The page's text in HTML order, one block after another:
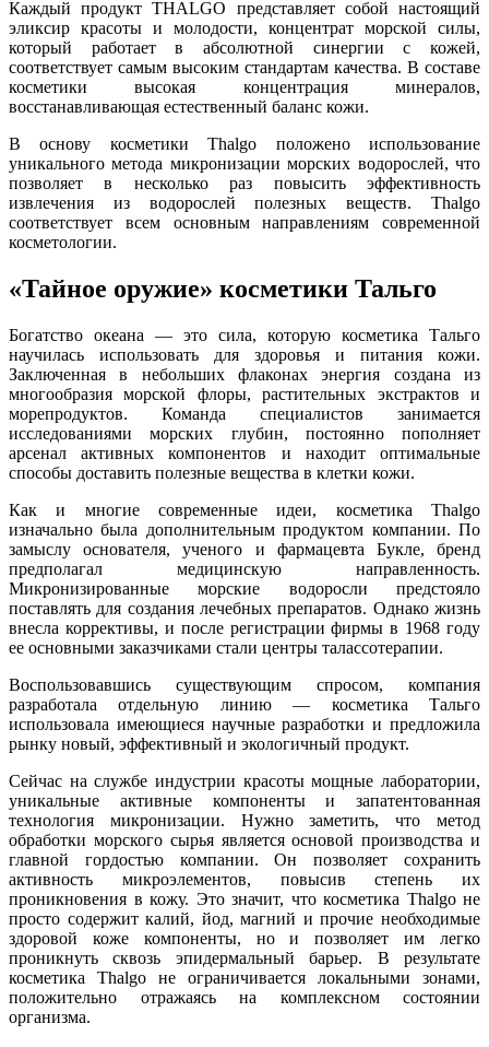
Каждый продукт THALGO представляет собой настоящий
эликсир красоты и молодости, концентрат морской силы,
который работает в абсолютной синергии с кожей,
соответствует самым высоким стандартам качества. В составе
косметики высокая концентрация минералов,
восстанавливающая естественный баланс кожи.
В основу косметики Thalgo положено использование
уникального метода микронизации морских водорослей, что
позволяет в несколько раз повысить эффективность
извлечения из водорослей полезных веществ. Thalgo
соответствует всем основным направлениям современной
косметологии.
«Тайное оружие» косметики Тальго
Богатство океана — это сила, которую косметика Тальго
научилась использовать для здоровья и питания кожи.
Заключенная в небольших флаконах энергия создана из
многообразия морской флоры, растительных экстрактов и
морепродуктов. Команда специалистов занимается
исследованиями морских глубин, постоянно пополняет
арсенал активных компонентов и находит оптимальные
способы доставить полезные вещества в клетки кожи.
Как и многие современные идеи, косметика Thalgo
изначально была дополнительным продуктом компании. По
замыслу основателя, ученого и фармацевта Букле, бренд
предполагал медицинскую направленность.
Микронизированные морские водоросли предстояло
поставлять для создания лечебных препаратов. Однако жизнь
внесла коррективы, и после регистрации фирмы в 1968 году
ее основными заказчиками стали центры талассотерапии.
Воспользовавшись существующим спросом, компания
разработала отдельную линию — косметика Тальго
использовала имеющиеся научные разработки и предложила
рынку новый, эффективный и экологичный продукт.
Сейчас на службе индустрии красоты мощные лаборатории,
уникальные активные компоненты и запатентованная
технология микронизации. Нужно заметить, что метод
обработки морского сырья является основой производства и
главной гордостью компании. Он позволяет сохранить
активность микроэлементов, повысив степень их
проникновения в кожу. Это значит, что косметика Thalgo не
просто содержит калий, йод, магний и прочие необходимые
здоровой коже компоненты, но и позволяет им легко
проникнуть сквозь эпидермальный барьер. В результате
косметика Thalgo не ограничивается локальными зонами,
положительно отражаясь на комплексном состоянии
организма.